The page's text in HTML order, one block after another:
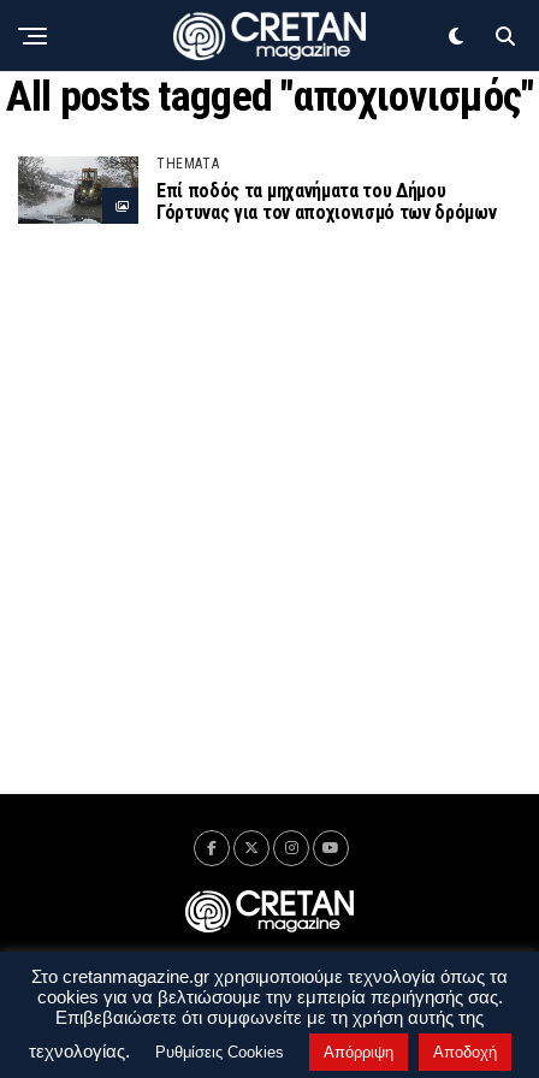
All posts tagged "αποχιονισμός"
THEMATA
Επί ποδός τα μηχανήματα του Δήμου
Γόρτυνας για τον αποχιονισμό των δρόμων
Ταυτότητα Πολιτική Απορρήτου
Όροι Χρήσης
Όροι και Προϋποθέσεις
Στο cretanmagazine.gr χρησιμοποιούμε τεχνολογία όπως τα
cookies για να βελτιώσουμε την εμπειρία περιήγησής σας.
Επιβεβαιώσετε ότι συμφωνείτε με τη χρήση αυτής της
τεχνολογίας.
Ρυθμίσεις Cookies Απόρριψη Αποδοχή